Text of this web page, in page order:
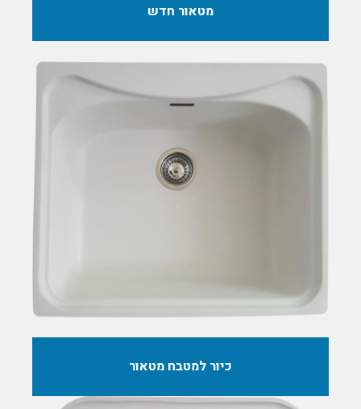
מטאור חדש
כיור למטבח מטאור